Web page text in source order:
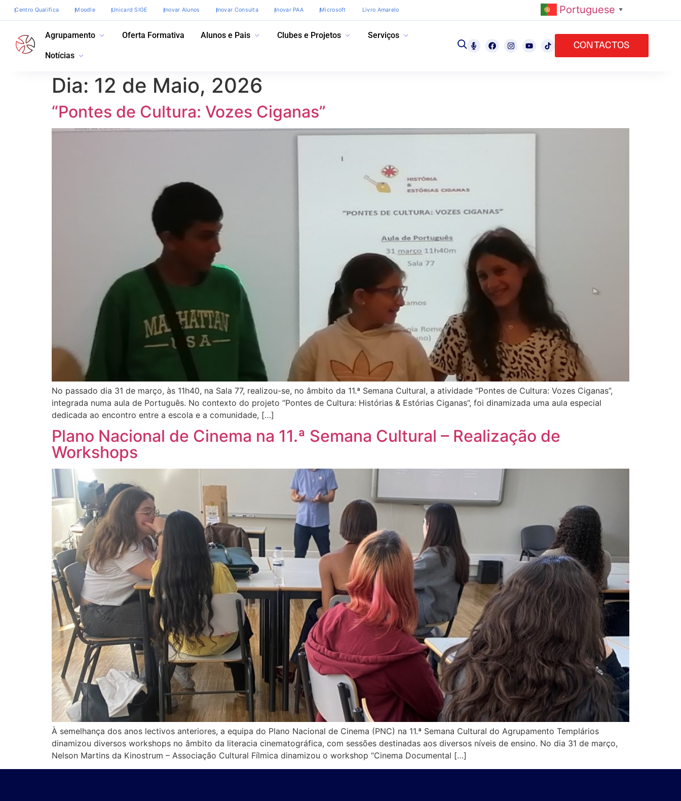
Centro Qualifica Moodle Unicard SIGE Inovar Alunos Inovar Consulta Inovar PAA Microsoft Livro Amarelo Portuguese ▼
Agrupamento Oferta Formativa Alunos e Pais Clubes e Projetos Serviços
Notícias
CONTACTOS
Dia: 12 de Maio, 2026
“Pontes de Cultura: Vozes Ciganas”
No passado dia 31 de março, às 11h40, na Sala 77, realizou-se, no âmbito da 11.ª Semana Cultural, a atividade “Pontes de Cultura: Vozes Ciganas”,
integrada numa aula de Português. No contexto do projeto “Pontes de Cultura: Histórias & Estórias Ciganas”, foi dinamizada uma aula especial
dedicada ao encontro entre a escola e a comunidade, […]
Plano Nacional de Cinema na 11.ª Semana Cultural – Realização de
Workshops
À semelhança dos anos lectivos anteriores, a equipa do Plano Nacional de Cinema (PNC) na 11.ª Semana Cultural do Agrupamento Templários
dinamizou diversos workshops no âmbito da literacia cinematográfica, com sessões destinadas aos diversos níveis de ensino. No dia 31 de março,
Nelson Martins da Kinostrum – Associação Cultural Fílmica dinamizou o workshop “Cinema Documental […]